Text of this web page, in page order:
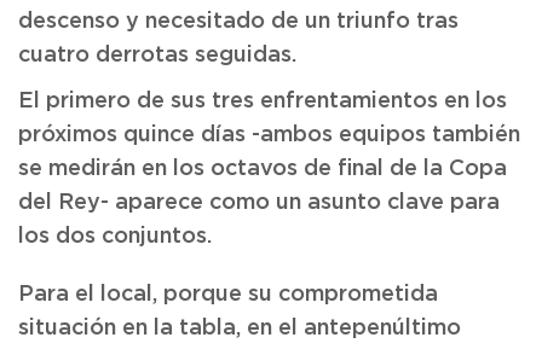
descenso y necesitado de un triunfo tras
cuatro derrotas seguidas.
El primero de sus tres enfrentamientos en los
próximos quince días -ambos equipos también
se medirán en los octavos de final de la Copa
del Rey- aparece como un asunto clave para
los dos conjuntos.
Para el local, porque su comprometida
situación en la tabla, en el antepenúltimo